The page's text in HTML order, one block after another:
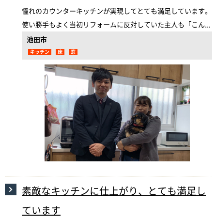
憧れのカウンターキッチンが実現してとても満足しています。
使い勝手もよく当初リフォームに反対していた主人も「こん...
池田市
キッチン 床 窓
素敵なキッチンに仕上がり、とても満足し
ています